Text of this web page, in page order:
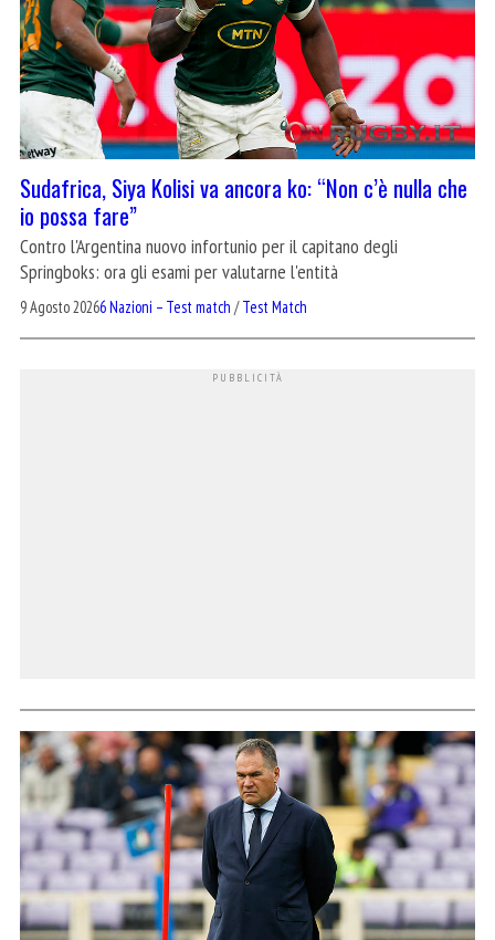
Sudafrica, Siya Kolisi va ancora ko: “Non c’è nulla che
io possa fare”
Contro l'Argentina nuovo infortunio per il capitano degli
Springboks: ora gli esami per valutarne l'entità
9 Agosto 20266 Nazioni – Test match /Test Match